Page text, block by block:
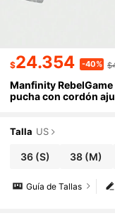
$24.354 -40%
Manfinity
pucha con cordón
Talla US
36(S) 38 (M)
Guía de Tallas